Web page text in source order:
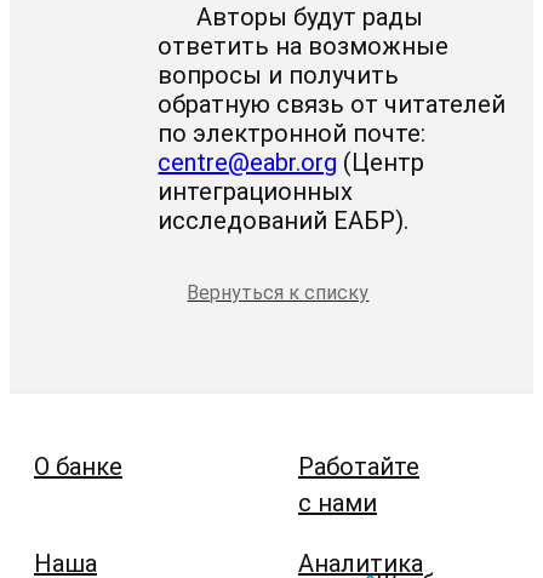
Авторы будут рады
ответить на возможные
вопросы и получить
обратную связь от читателей
по электронной почте:
centre@eabr.org (Центр
интеграционных
исследований ЕАБР).
Вернуться к списку
О банке
Наша
Работайте
с нами
Аналитика